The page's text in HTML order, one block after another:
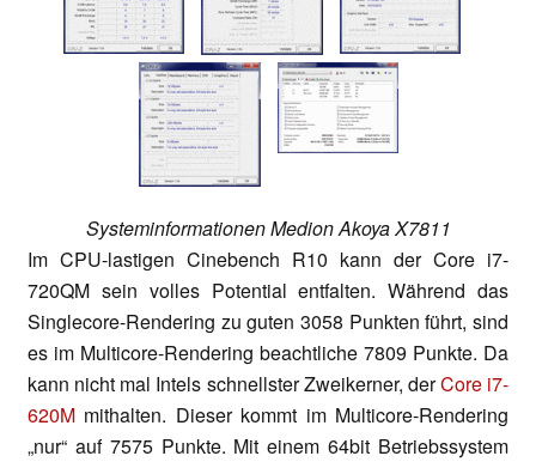
Systeminformationen Medion Akoya X7811
Im CPU-lastigen Cinebench R10 kann der Core i7-
720QM sein volles Potential entfalten. Während das
Singlecore-Rendering zu guten 3058 Punkten führt, sind
es im Multicore-Rendering beachtliche 7809 Punkte. Da
kann nicht mal Intels schnellster Zweikerner, derCore i7-
620M mithalten. Dieser kommt im Multicore-Rendering
„nur“ auf 7575 Punkte. Mit einem 64bit Betriebssystem